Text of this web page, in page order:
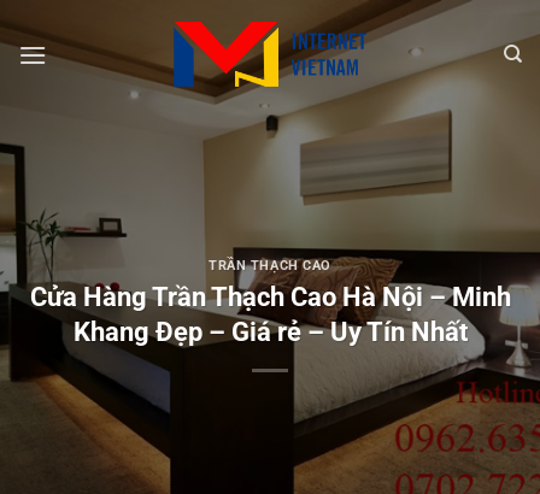
đến
TRẦN THẠCH CAO
Cửa Hàng Trần Thạch Cao Hà Nội – Minh
Khang Đẹp – Giá rẻ – Uy Tín Nhất